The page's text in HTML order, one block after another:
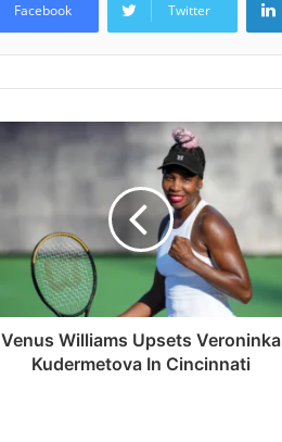
Facebook Twitter
Venus Williams Upsets Veroninka
Kudermetova In Cincinnati